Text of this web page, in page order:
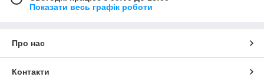
Показати весь графік роботи
Про нас
Контакти